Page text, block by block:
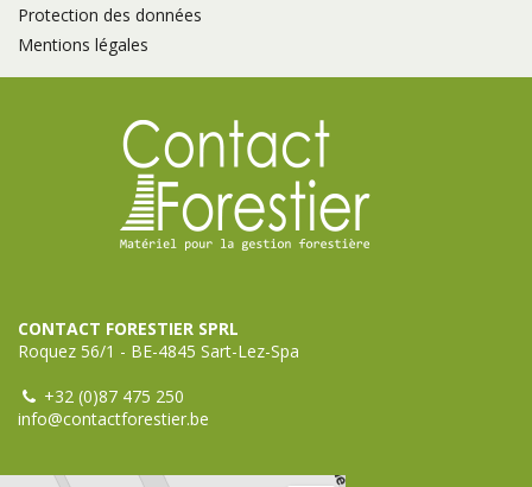
Protection des données
Mentions légales
CONTACT FORESTIER SPRL
Roquez 56/1 - BE-4845 Sart-Lez-Spa
+32 (0)87 475 250
info@contactforestier.be